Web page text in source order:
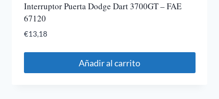
Interruptor Puerta Dodge Dart 3700GT – FAE
67120
€13,18
Añadir al carrito